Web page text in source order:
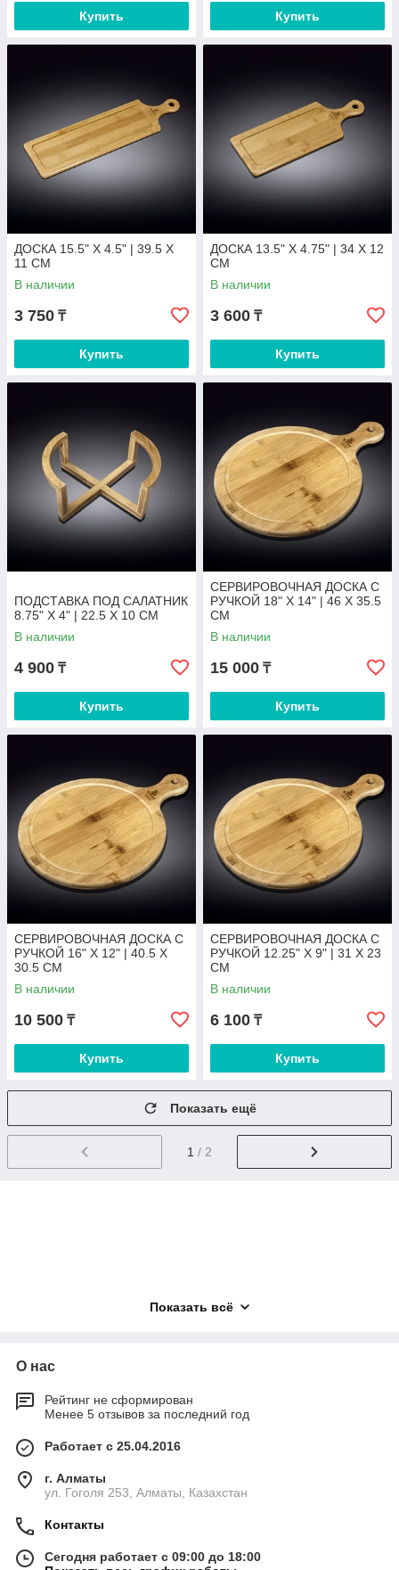
Купить Купить
ДОСКА 15.5" X 4.5" | 39.5 X
11 CM
В наличии
3 750 ₸
Купить
ДОСКА 13.5" X 4.75" | 34 X 12
CM
В наличии
3 600 ₸
Купить
ПОДСТАВКА ПОД САЛАТНИК
8.75" X 4" | 22.5 X 10 CM
В наличии
4 900 ₸
Купить
СЕРВИРОВОЧНАЯ ДОСКА С
РУЧКОЙ 18" X 14" | 46 X 35.5
CM
В наличии
15 000 ₸
Купить
СЕРВИРОВОЧНАЯ ДОСКА С
РУЧКОЙ 16" X 12" | 40.5 X
30.5 CM
В наличии
10 500 ₸
Купить
СЕРВИРОВОЧНАЯ ДОСКА С
РУЧКОЙ 12.25" X 9" | 31 X 23
CM
В наличии
6 100 ₸
Купить
Показать ещё
1 / 2
Показать всё
О нас
Рейтинг не сформирован
Менее 5 отзывов за последний год
Работает с 25.04.2016
г. Алматы
ул. Гоголя 253, Алматы, Казахстан
Контакты
Сегодня работает с 09:00 до 18:00